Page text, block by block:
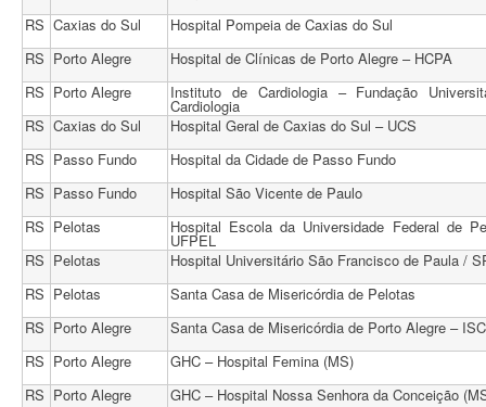
RS Caxias do Sul
Hospital Pompeia de Caxias do Sul
RS Porto Alegre
Hospital de Clínicas de Porto Alegre – HCPA
RS Porto Alegre Instituto de Cardiologia – Fundação
Cardiologia
RS Caxias do Sul
Hospital Geral de Caxias do Sul – UCS
RS Passo Fundo
Hospital da Cidade de Passo Fundo
RS Passo Fundo
Hospital São Vicente de Paulo
RS Pelotas Hospital Escola da Universidade Federal de
UFPEL
RS Pelotas
Hospital Universitário São Francisco de Paula /
RS Pelotas
Santa Casa de Misericórdia de Pelotas
RS Porto Alegre
Santa Casa de Misericórdia de Porto Alegre –
RS Porto Alegre
GHC – Hospital Femina (MS)
RS Porto Alegre
GHC – Hospital Nossa Senhora da Conceição